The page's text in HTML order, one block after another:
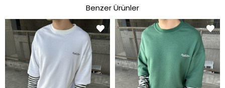
60 - 74 kg S
85 - 89 kg
90 - 110 kg
Benzer Ürünler